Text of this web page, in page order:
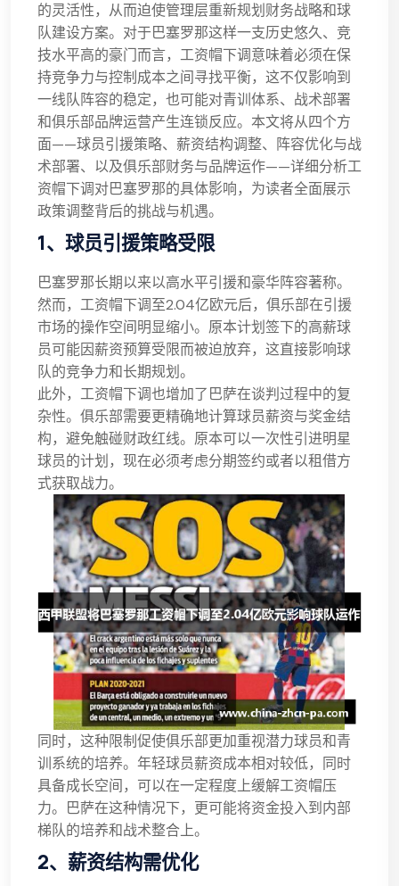
的灵活性，从而迫使管理层重新规划财务战略和球
队建设方案。对于巴塞罗那这样一支历史悠久、竞
技水平高的豪门而言，工资帽下调意味着必须在保
持竞争力与控制成本之间寻找平衡，这不仅影响到
一线队阵容的稳定，也可能对青训体系、战术部署
和俱乐部品牌运营产生连锁反应。本文将从四个方
面——球员引援策略、薪资结构调整、阵容优化与战
术部署、以及俱乐部财务与品牌运作——详细分析工
资帽下调对巴塞罗那的具体影响，为读者全面展示
政策调整背后的挑战与机遇。
1、球员引援策略受限
巴塞罗那长期以来以高水平引援和豪华阵容著称。
然而，工资帽下调至2.04亿欧元后，俱乐部在引援
市场的操作空间明显缩小。原本计划签下的高薪球
员可能因薪资预算受限而被迫放弃，这直接影响球
队的竞争力和长期规划。
此外，工资帽下调也增加了巴萨在谈判过程中的复
杂性。俱乐部需要更精确地计算球员薪资与奖金结
构，避免触碰财政红线。原本可以一次性引进明星
球员的计划，现在必须考虑分期签约或者以租借方
式获取战力。
同时，这种限制促使俱乐部更加重视潜力球员和青
训系统的培养。年轻球员薪资成本相对较低，同时
具备成长空间，可以在一定程度上缓解工资帽压
力。巴萨在这种情况下，更可能将资金投入到内部
梯队的培养和战术整合上。
2、薪资结构需优化